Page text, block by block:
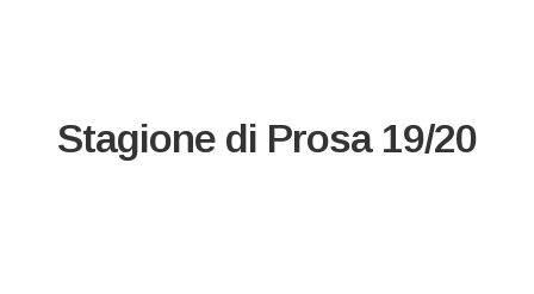
Stagione di Prosa 19/20